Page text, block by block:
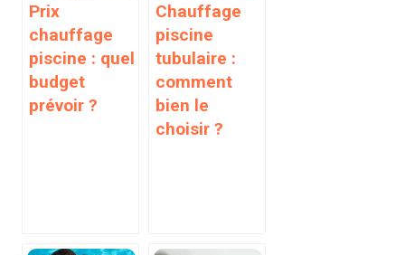
Prix
chauffage
piscine : quel
budget
prévoir ?
Chauffage
piscine
tubulaire :
comment
bien le
choisir ?